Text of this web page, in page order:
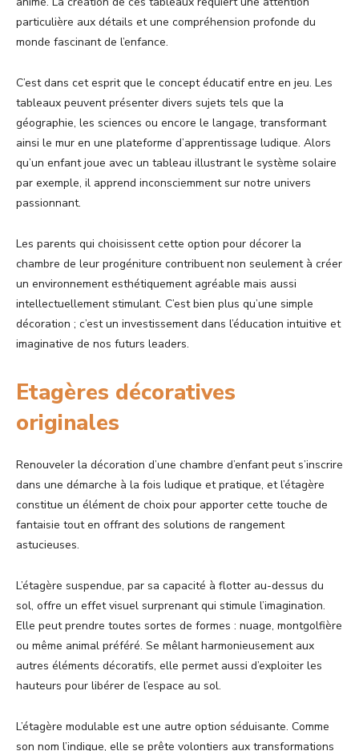
particulière aux détails et une compréhension profonde du
monde fascinant de l’enfance.
C’est dans cet esprit que le concept éducatif entre en jeu. Les
tableaux peuvent présenter divers sujets tels que la
géographie, les sciences ou encore le langage, transformant
ainsi le mur en une plateforme d’apprentissage ludique. Alors
qu’un enfant joue avec un tableau illustrant le système solaire
par exemple, il apprend inconsciemment sur notre univers
passionnant.
Les parents qui choisissent cette option pour décorer la
chambre de leur progéniture contribuent non seulement à créer
un environnement esthétiquement agréable mais aussi
intellectuellement stimulant. C’est bien plus qu’une simple
décoration ; c’est un investissement dans l’éducation intuitive et
imaginative de nos futurs leaders.
Etagères décoratives
originales
Renouveler la décoration d’une chambre d’enfant peut s’inscrire
dans une démarche à la fois ludique et pratique, et l’étagère
constitue un élément de choix pour apporter cette touche de
fantaisie tout en offrant des solutions de rangement
astucieuses.
L’étagère suspendue, par sa capacité à flotter au-dessus du
sol, offre un effet visuel surprenant qui stimule l’imagination.
Elle peut prendre toutes sortes de formes : nuage, montgolfière
ou même animal préféré. Se mêlant harmonieusement aux
autres éléments décoratifs, elle permet aussi d’exploiter les
hauteurs pour libérer de l’espace au sol.
L’étagère modulable est une autre option séduisante. Comme
son nom l’indique, elle se prête volontiers aux transformations